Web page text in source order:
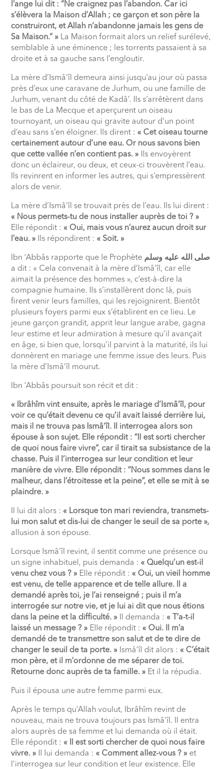
l’ange lui dit : “Ne craignez pas l’abandon. Car ici
s’élèvera la Maison d’Allah ; ce garçon et son père la
construiront, et Allah n’abandonne jamais les gens de
Sa Maison.” » La Maison formait alors un relief surélevé,
semblable à une éminence ; les torrents passaient à sa
droite et à sa gauche sans l’engloutir.
La mère d’Ismâ‘îl demeura ainsi jusqu’au jour où passa
près d’eux une caravane de Jurhum, ou une famille de
Jurhum, venant du côté de Kadâ’. Ils s’arrêtèrent dans
le bas de La Mecque et aperçurent un oiseau
tournoyant, un oiseau qui gravite autour d’un point
d’eau sans s’en éloigner. Ils dirent : « Cet oiseau tourne
certainement autour d’une eau. Or nous savons bien
que cette vallée n’en contient pas. » Ils envoyèrent
donc un éclaireur, ou deux, et ceux-ci trouvèrent l’eau.
Ils revinrent en informer les autres, qui s’empressèrent
alors de venir.
La mère d’Ismâ‘îl se trouvait près de l’eau. Ils lui dirent :
« Nous permets-tu de nous installer auprès de toi ? »
Elle répondit : « Oui, mais vous n’aurez aucun droit sur
l’eau. » Ils répondirent : « Soit. »
Ibn ‘Abbâs rapporte que le Prophète صلى الله عليه وسلم
a dit : « Cela convenait à la mère d’Ismâ‘îl, car elle
aimait la présence des hommes », c’est-à-dire la
compagnie humaine. Ils s’installèrent donc là, puis
firent venir leurs familles, qui les rejoignirent. Bientôt
plusieurs foyers parmi eux s’établirent en ce lieu. Le
jeune garçon grandit, apprit leur langue arabe, gagna
leur estime et leur admiration à mesure qu’il avançait
en âge, si bien que, lorsqu’il parvint à la maturité, ils lui
donnèrent en mariage une femme issue des leurs. Puis
la mère d’Ismâ‘îl mourut.
Ibn ‘Abbâs poursuit son récit et dit :
« Ibrâhîm vint ensuite, après le mariage d’Ismâ‘îl, pour
voir ce qu’était devenu ce qu’il avait laissé derrière lui,
mais il ne trouva pas Ismâ‘îl. Il interrogea alors son
épouse à son sujet. Elle répondit : “Il est sorti chercher
de quoi nous faire vivre”, car il tirait sa subsistance de la
chasse. Puis il l’interrogea sur leur condition et leur
manière de vivre. Elle répondit : “Nous sommes dans le
malheur, dans l’étroitesse et la peine”, et elle se mit à se
plaindre. »
Il lui dit alors : « Lorsque ton mari reviendra, transmets-
lui mon salut et dis-lui de changer le seuil de sa porte »,
allusion à son épouse.
Lorsque Ismâ‘îl revint, il sentit comme une présence ou
un signe inhabituel, puis demanda : « Quelqu’un est-il
venu chez vous ? » Elle répondit : « Oui, un vieil homme
est venu, de telle apparence et de telle allure. Il a
demandé après toi, je l’ai renseigné ; puis il m’a
interrogée sur notre vie, et je lui ai dit que nous étions
dans la peine et la difficulté. » Il demanda : « T’a-t-il
laissé un message ? » Elle répondit : « Oui. Il m’a
demandé de te transmettre son salut et de te dire de
changer le seuil de ta porte. » Ismâ‘îl dit alors : « C’était
mon père, et il m’ordonne de me séparer de toi.
Retourne donc auprès de ta famille. » Et il la répudia.
Puis il épousa une autre femme parmi eux.
Après le temps qu’Allah voulut, Ibrâhîm revint de
nouveau, mais ne trouva toujours pas Ismâ‘îl. Il entra
alors auprès de sa femme et lui demanda où il était.
Elle répondit : « Il est sorti chercher de quoi nous faire
vivre. » Il lui demanda : « Comment allez-vous ? » et
l’interrogea sur leur condition et leur existence. Elle